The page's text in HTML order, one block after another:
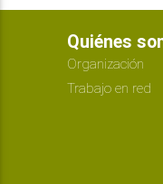
Quiénes
Organización
Trabajo en red